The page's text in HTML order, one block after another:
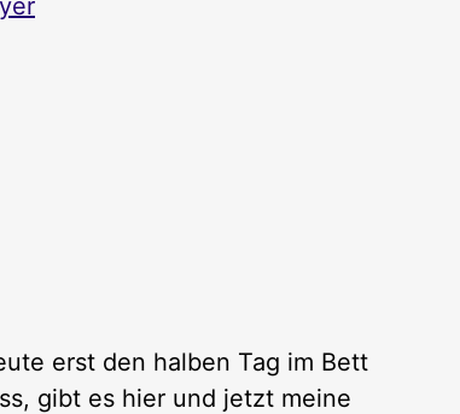
erst den halben Tag im Bett
gibt es hier und jetzt meine